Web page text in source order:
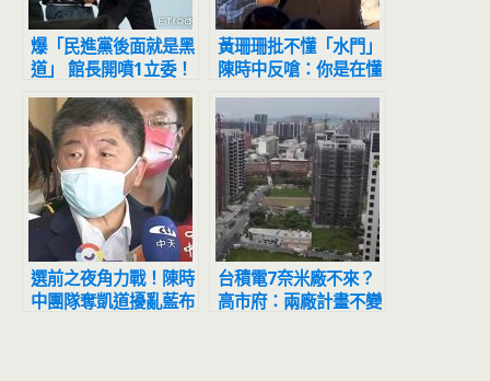
爆「民進黨後面就是黑
道」 館長開噴1立委！
內幕全說了：天怒人怨
黃珊珊批不懂「水門」
陳時中反嗆：你是在懂
瞎毀
選前之夜角力戰！陳時
中團隊奪凱道擾亂藍布
台積電7奈米廠不來？
高市府：兩廠計畫不變